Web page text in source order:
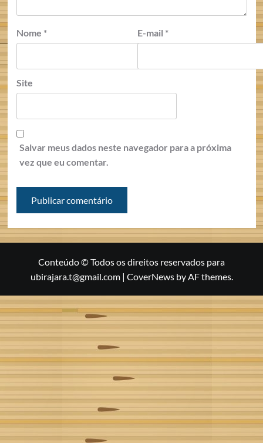
Nome * E-mail *
Site
Salvar meus dados neste navegador para a próxima
vez que eu comentar.
Conteúdo © Todos os direitos reservados para
ubirajara.t@gmail.com | CoverNewsby AF themes.